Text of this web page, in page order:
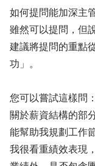
如何提問能加深主
雖然可以提問，但
建議將提問的重點
功」。
您可以嘗試這樣問：
關於薪資結構的部
能幫助我規劃工作
我很看重績效表現